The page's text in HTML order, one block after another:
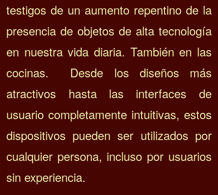
testigos de un aumento repentino de la
presencia de objetos de alta tecnología
en nuestra vida diaria. También en las
cocinas. Desde los diseños más
atractivos hasta las interfaces de
usuario completamente intuitivas, estos
dispositivos pueden ser utilizados por
cualquier persona, incluso por usuarios
sin experiencia.